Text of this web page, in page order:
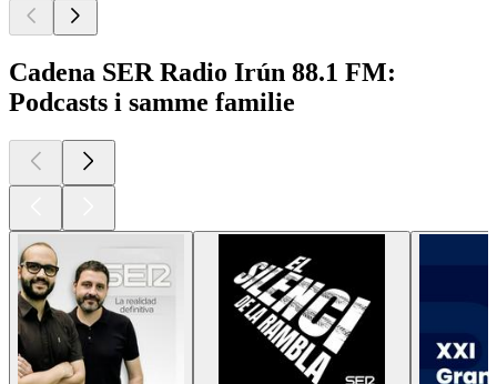
Cadena SER Radio Irún 88.1 FM:
Podcasts i samme familie